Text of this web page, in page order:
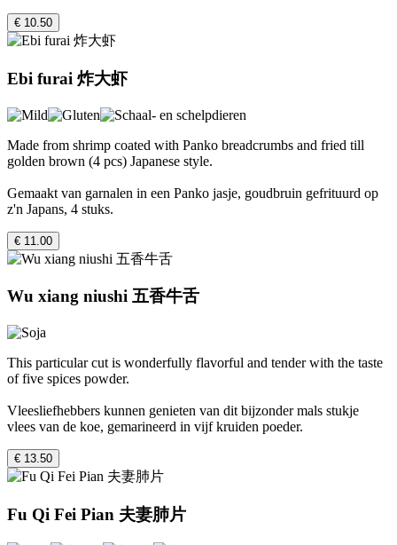
€ 10.50
Ebi furai 炸大虾
Made from shrimp coated with Panko breadcrumbs and fried till
golden brown (4 pcs) Japanese style.
Gemaakt van garnalen in een Panko jasje, goudbruin gefrituurd op
z'n Japans, 4 stuks.
€ 11.00
Wu xiang niushi 五香牛舌
This particular cut is wonderfully flavorful and tender with the taste
of five spices powder.
Vleesliefhebbers kunnen genieten van dit bijzonder mals stukje
vlees van de koe, gemarineerd in vijf kruiden poeder.
€ 13.50
Fu Qi Fei Pian 夫妻肺片